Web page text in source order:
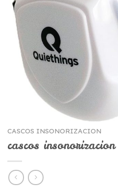
CASCOS INSONORIZACION
cascos insonorizacion